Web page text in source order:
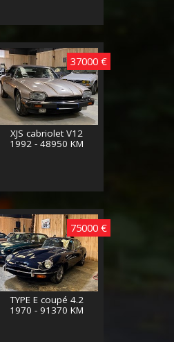
37000 €
XJS cabriolet V12
1992 - 48950 KM
75000 €
TYPE E coupé 4.2
1970 - 91370 KM